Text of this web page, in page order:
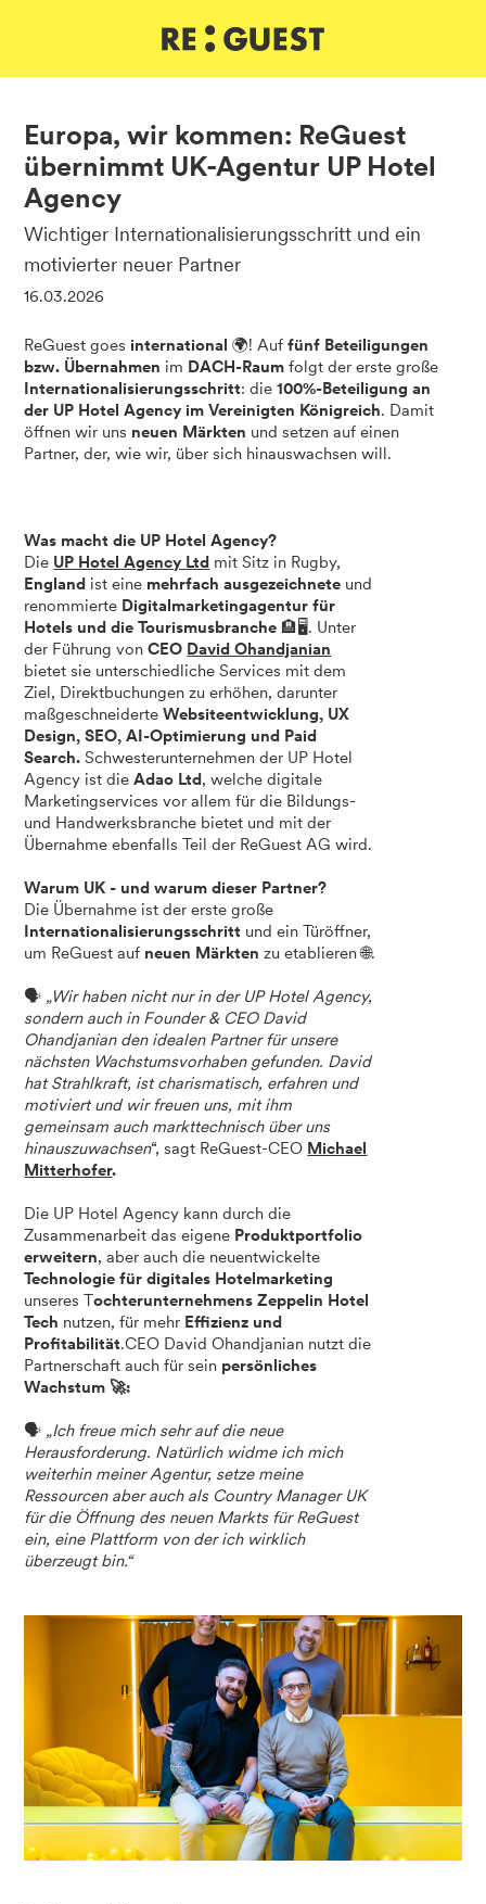
Europa, wir kommen: ReGuest
übernimmt UK-Agentur UP Hotel
Agency
Wichtiger Internationalisierungsschritt und ein
motivierter neuer Partner
16.03.2026
ReGuest goes international🌍! Auffünf Beteiligungen
bzw. Übernahmen im DACH-Raum folgt der erste große
Internationalisierungsschritt: die100%-Beteiligung an
der UP Hotel Agency im Vereinigten Königreich. Damit
öffnen wir uns neuen Märkten und setzen auf einen
Partner, der, wie wir, über sich hinauswachsen will.
Was macht die UP Hotel Agency?
Die UP Hotel Agency Ltd mit Sitz in Rugby,
England ist eine mehrfach ausgezeichnete und
renommierte Digitalmarketingagentur für
Hotels und die Tourismusbranche 🏨🖥️. Unter
der Führung vonCEO David Ohandjanian
bietet sie unterschiedliche Services mit dem
Ziel, Direktbuchungen zu erhöhen, darunter
maßgeschneiderteWebsiteentwicklung, UX
Design, SEO, AI-Optimierung und Paid
Search. Schwesterunternehmen der UP Hotel
Agency ist die Adao Ltd, welche digitale
Marketingservices vor allem für die Bildungs-
und Handwerksbranche bietet und mit der
Übernahme ebenfalls Teil der ReGuest AG wird.
Warum UK - und warum dieser Partner?
Die Übernahme ist der erste große
Internationalisierungsschritt und ein Türöffner,
um ReGuest auf neuen Märkten zu etablieren 🌐.
🗣️ „Wir haben nicht nur in der UP Hotel Agency,
sondern auch in Founder & CEO David
Ohandjanian den idealen Partner für unsere
nächsten Wachstumsvorhaben gefunden. David
hat Strahlkraft, ist charismatisch, erfahren und
motiviert und wir freuen uns, mit ihm
gemeinsam auch markttechnisch über uns
hinauszuwachsen“, sagt ReGuest-CEO Michael
Mitterhofer.
Die UP Hotel Agency kann durch die
Zusammenarbeit das eigene Produktportfolio
erweitern, aber auch die neuentwickelte
Technologie für digitales Hotelmarketing
unseres Tochterunternehmens Zeppelin Hotel
Tech nutzen, für mehr Effizienz und
Profitabilität.CEO David Ohandjanian nutzt die
Partnerschaft auch für sein persönliches
Wachstum 🚀:
🗣️ „Ich freue mich sehr auf die neue
Herausforderung. Natürlich widme ich mich
weiterhin meiner Agentur, setze meine
Ressourcen aber auch als Country Manager UK
für die Öffnung des neuen Markts für ReGuest
ein, eine Plattform von der ich wirklich
überzeugt bin.“